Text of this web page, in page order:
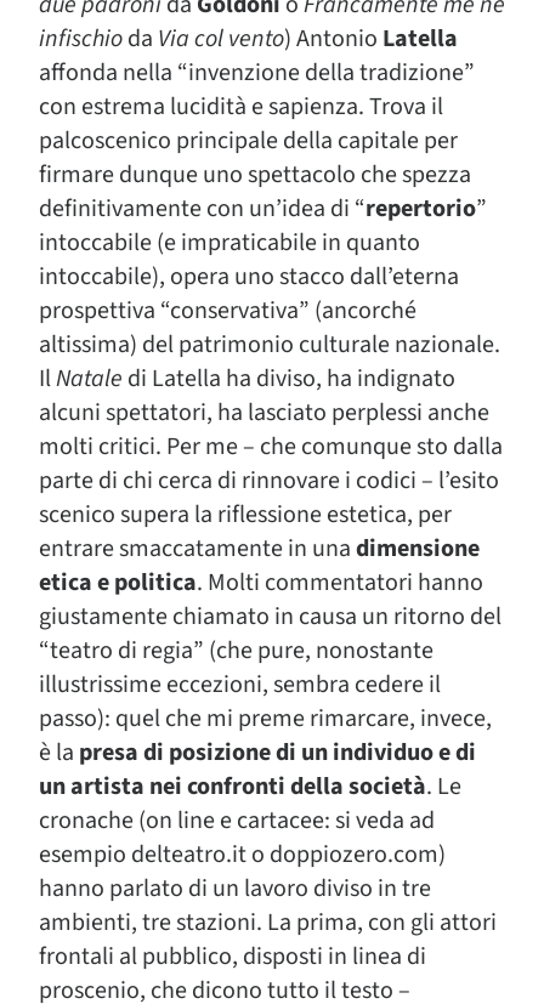
infischioda Via col vento) Antonio Latella
affonda nella “invenzione della tradizione”
con estrema lucidità e sapienza. Trova il
palcoscenico principale della capitale per
firmare dunque uno spettacolo che spezza
definitivamente con un’idea di “repertorio”
intoccabile (e impraticabile in quanto
intoccabile), opera uno stacco dall’eterna
prospettiva “conservativa” (ancorché
altissima) del patrimonio culturale nazionale.
IlNatale di Latella ha diviso, ha indignato
alcuni spettatori, ha lasciato perplessi anche
molti critici. Per me – che comunque sto dalla
parte di chi cerca di rinnovare i codici – l’esito
scenico supera la riflessione estetica, per
entrare smaccatamente in unadimensione
etica e politica. Molti commentatori hanno
giustamente chiamato in causa un ritorno del
“teatro di regia” (che pure, nonostante
illustrissime eccezioni, sembra cedere il
passo): quel che mi preme rimarcare, invece,
è la presa di posizione di un individuo e di
un artista nei confronti della società. Le
cronache (on line e cartacee: si veda ad
esempio delteatro.it o doppiozero.com)
hanno parlato di un lavoro diviso in tre
ambienti, tre stazioni. La prima, con gli attori
frontali al pubblico, disposti in linea di
proscenio, che dicono tutto il testo –